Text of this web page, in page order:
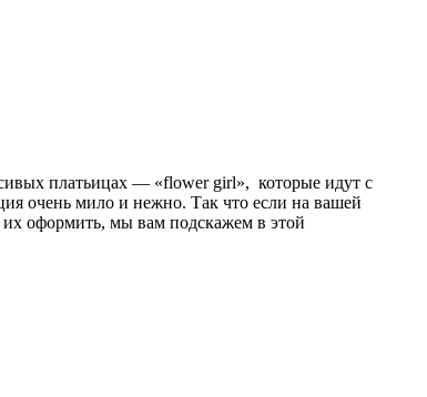
платьицах — «flower girl», которые идут с
очень мило и нежно. Так что если на вашей
их оформить, мы вам подскажем в этой